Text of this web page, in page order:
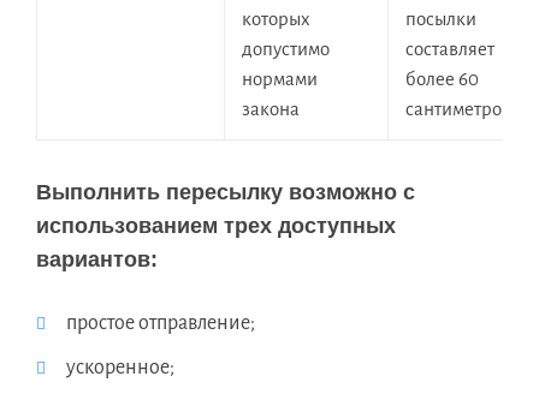
которых
допустимо
нормами
закона
посылки
составляет
более 60
сантиметров
Выполнить пересылку возможно с
использованием трех доступных
вариантов:
простое отправление;
ускоренное;